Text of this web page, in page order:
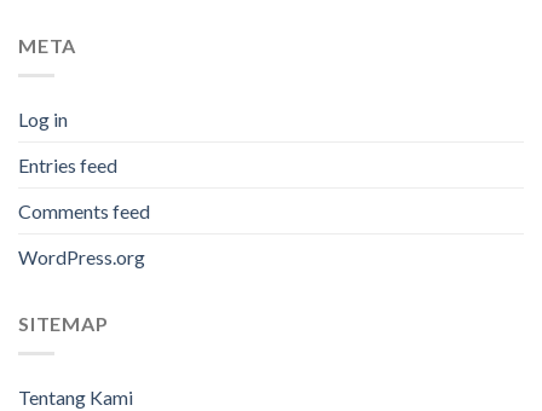
META
Log in
Entries feed
Comments feed
WordPress.org
SITEMAP
Tentang Kami